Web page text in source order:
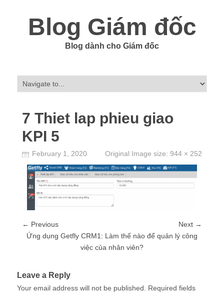
Blog Giám đốc
Blog dành cho Giám đốc
7 Thiet lap phieu giao
KPI 5
February 1, 2020 Original Image size: 944 × 252
← Previous
Next →
Ứng dụng Getfly CRM1: Làm thế nào để quản lý công
việc của nhân viên?
Leave a Reply
Your email address will not be published.
Required fields